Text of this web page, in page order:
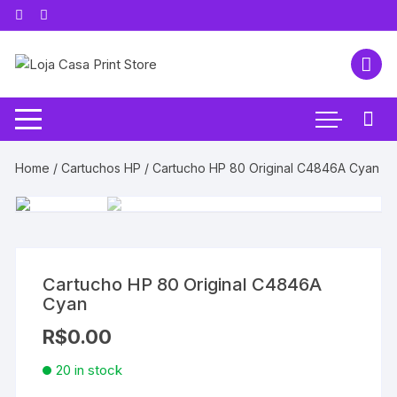
Pular
para
conteúdo
Home /Cartuchos HP / Cartucho HP 80 Original C4846A Cyan
Cartucho HP 80 Original C4846A
Cyan
R$0.00
20 in stock